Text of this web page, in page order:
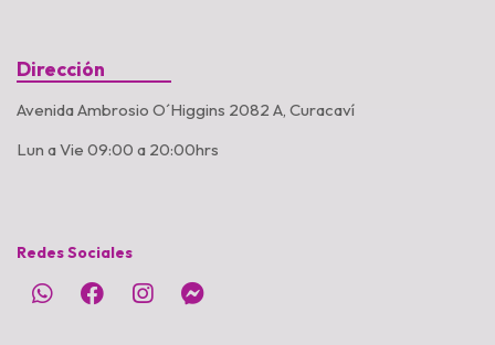
Dirección
Avenida Ambrosio O´Higgins 2082 A, Curacaví
Lun a Vie 09:00 a 20:00hrs
Redes Sociales